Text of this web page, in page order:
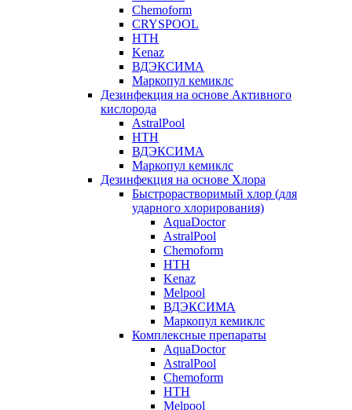
Chemoform
CRYSPOOL
HTH
Kenaz
ВДЭКСИМА
Маркопул кемиклс
Дезинфекция на основе Активного
кислорода
AstralPool
HTH
ВДЭКСИМА
Маркопул кемиклс
Дезинфекция на основе Хлора
Быстрорастворимый хлор (для
ударного хлорирования)
AquaDoctor
AstralPool
Chemoform
HTH
Kenaz
Melpool
ВДЭКСИМА
Маркопул кемиклс
Комплексные препараты
AquaDoctor
AstralPool
Chemoform
HTH
Melpool